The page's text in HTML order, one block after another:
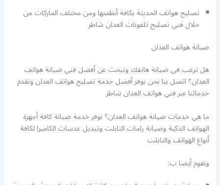
تصليح هواتف الحديثة بكافة أنظمتها ومن مختلف الماركات من
خلال فني تصليح تلفونات العدان شاطر
صيانة هواتف العدان
هل ترغب في صيانة هاتفك وتبحث عن أفضل فني صيانة هواتف
العدان؟ اتصل بنا نحن نوفر أفضل خدمة تصليح هواتف العدان ونقدم
خدماتنا عبر فني هواتف العدان شاطر
ما هي خدمات صيانة هواتف العدان؟ نوفر خدمة صيانة كافة أجهزة
الهواتف الذكية وصيانة رامات التابلت وتبديل عدسات الكاميرا لكافة
أنواع الهواتف والتابلت
ونقوم أيضا ب: